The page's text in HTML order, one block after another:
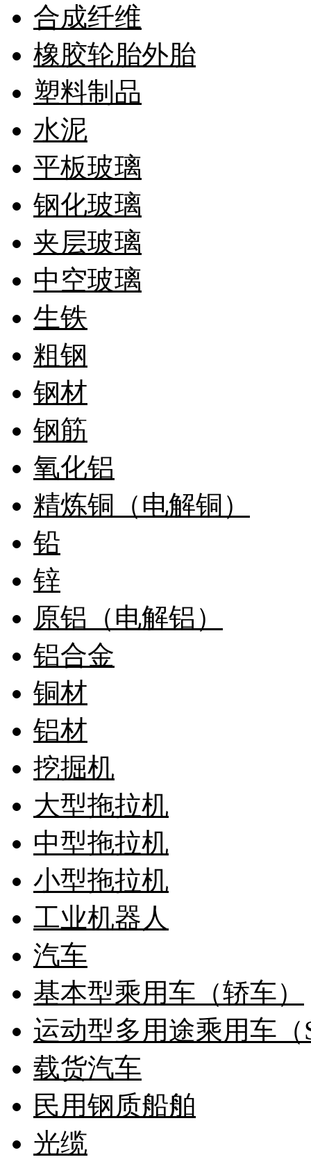
合成纤维
橡胶轮胎外胎
塑料制品
水泥
平板玻璃
钢化玻璃
夹层玻璃
中空玻璃
生铁
粗钢
钢材
钢筋
氧化铝
精炼铜（电解铜）
铅
锌
原铝（电解铝）
铝合金
铜材
铝材
挖掘机
大型拖拉机
中型拖拉机
小型拖拉机
工业机器人
汽车
基本型乘用车（轿车）
运动型多用途乘用车（
载货汽车
民用钢质船舶
光缆